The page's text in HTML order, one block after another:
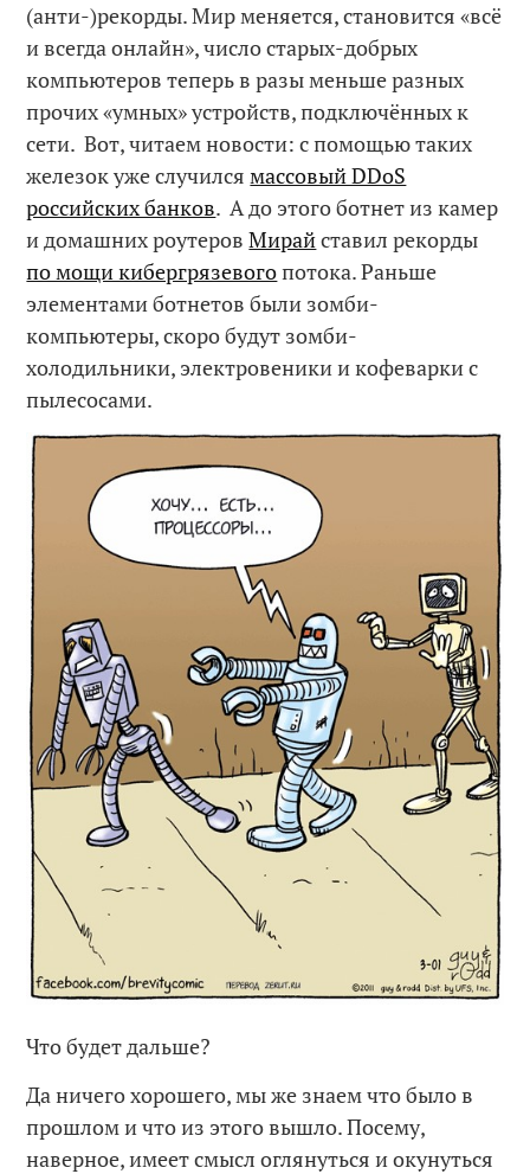
(анти-)рекорды. Мир меняется, становится «всё
и всегда онлайн», число старых-добрых
компьютеров теперь в разы меньше разных
прочих «умных» устройств, подключённых к
сети. Вот, читаем новости: с помощью таких
железок уже случилсямассовый DDoS
российских банков. А до этого ботнет из камер
и домашних роутеровМирайставил рекорды
по мощи кибергрязевогопотока. Раньше
элементами ботнетов были зомби-
компьютеры, скоро будут зомби-
холодильники, электровеники и кофеварки с
пылесосами.
Что будет дальше?
Да ничего хорошего, мы же знаем что было в
прошлом и что из этого вышло. Посему,
наверное, имеет смысл оглянуться и окунуться